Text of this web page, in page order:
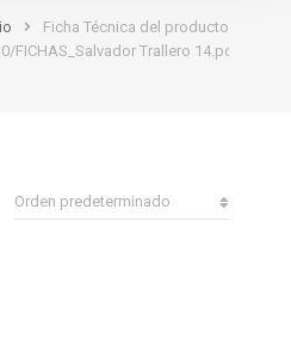
Ficha Técnica del producto
Trallero 14.pdf